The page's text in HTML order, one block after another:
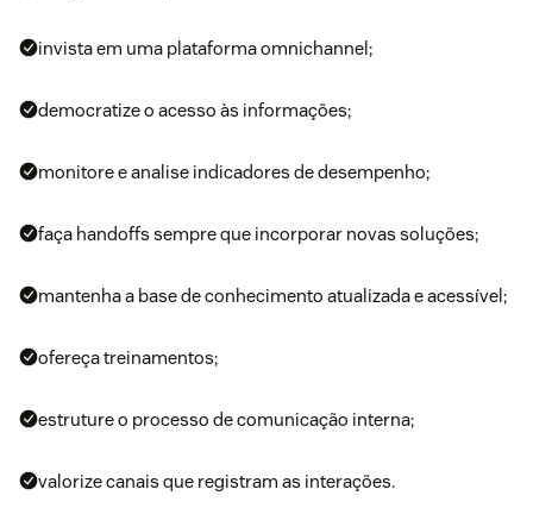
invista em uma plataforma omnichannel;
democratize o acesso às informações;
monitore e analise indicadores de desempenho;
faça handoffs sempre que incorporar novas soluções;
mantenha a base de conhecimento atualizada e acessível;
ofereça treinamentos;
estruture o processo de comunicação interna;
valorize canais que registram as interações.